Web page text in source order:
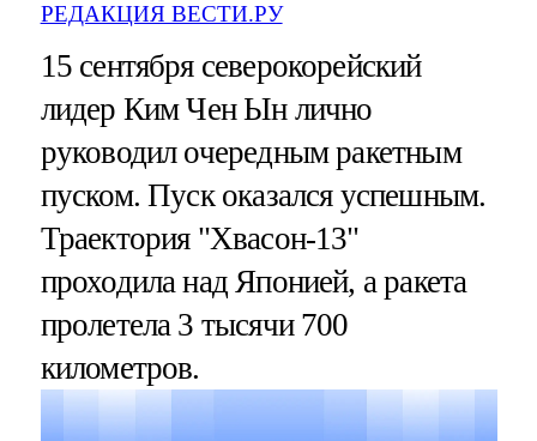
РЕДАКЦИЯ ВЕСТИ.РУ
15 сентября северокорейский
лидер Ким Чен Ын лично
руководил очередным ракетным
пуском. Пуск оказался успешным.
Траектория "Хвасон-13"
проходила над Японией, а ракета
пролетела 3 тысячи 700
километров.